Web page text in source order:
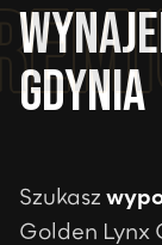
Gdynia
Szukasz
Golden Lynx